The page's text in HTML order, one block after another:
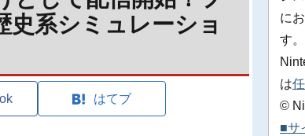
史系シミュレーショ
はてブ
に
す。
は
©
■サ